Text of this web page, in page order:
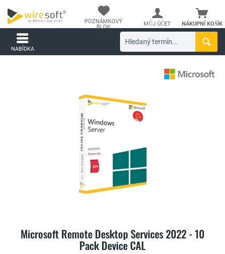
NÁKUPNÍ KOŠÍK
POZNÁMKOVÝ
BLOK
MŮJ ÚČET
NABÍDKA
Microsoft Remote Desktop Services 2022 - 10
Pack Device CAL